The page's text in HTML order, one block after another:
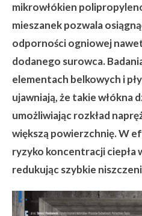
mikrowłókien
mieszanek pozwala
odporności ogniowej
dodanego surowca.
elementach belkowych i
ujawniają, że takie włókna
umożliwiając rozkład
większą powierzchnię. W
ryzyko koncentracji ciepła
redukując szybkie